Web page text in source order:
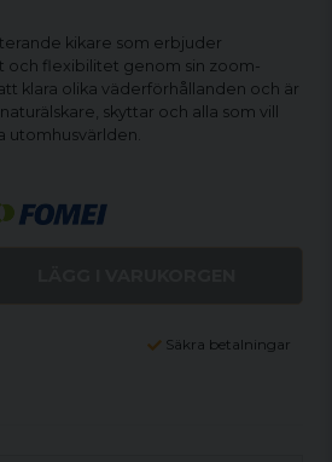
kikare som erbjuder
och flexibilitet genom sin zoom-
klara olika väderförhållanden och är
skyttar och alla som vill
utomhusvärlden.
Säkra betalningar